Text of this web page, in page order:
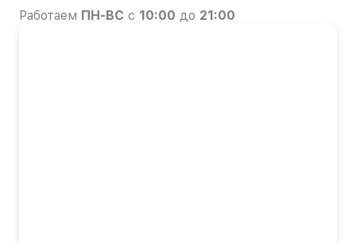
Работаем ПН-ВС с 10:00 до 21:00